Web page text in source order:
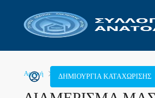
ΔΗΜΙΟΥΡΓΊΑ ΚΑΤΑΧΏΡΙΣΗΣ
Αρχική Διαμέρισμα ΔΙΑΜΕΡΙΣΜΑ